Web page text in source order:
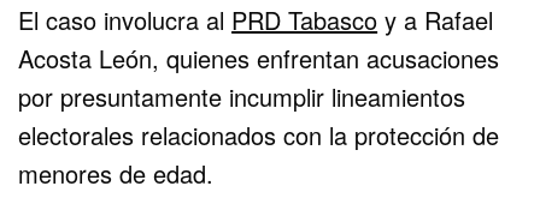
El caso involucra al PRD Tabasco y a Rafael
Acosta León, quienes enfrentan acusaciones
por presuntamente incumplir lineamientos
electorales relacionados con la protección de
menores de edad.